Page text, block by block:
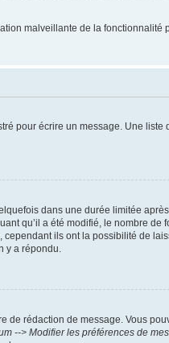
malveillante de la fonctionnalité
pour écrire un message. Une liste
dans une durée limitée
qu’il a été modifié, le nombre de
ils ont la possibilité de
y a répondu.
de rédaction de message. Vous
--> Modifier les préférences de